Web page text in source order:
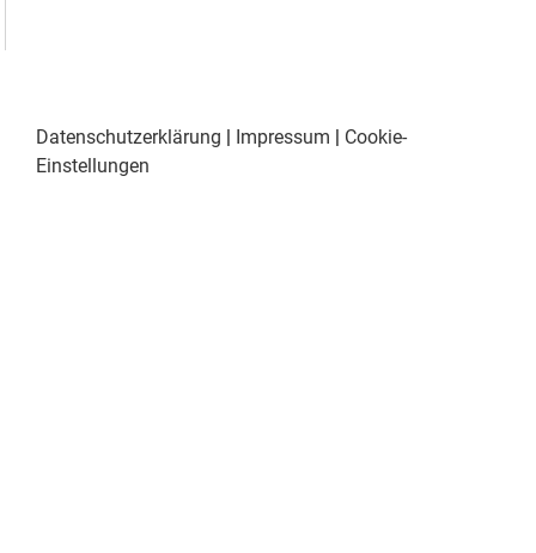
Datenschutzerklärung Impressum
Cookie-
Einstellungen